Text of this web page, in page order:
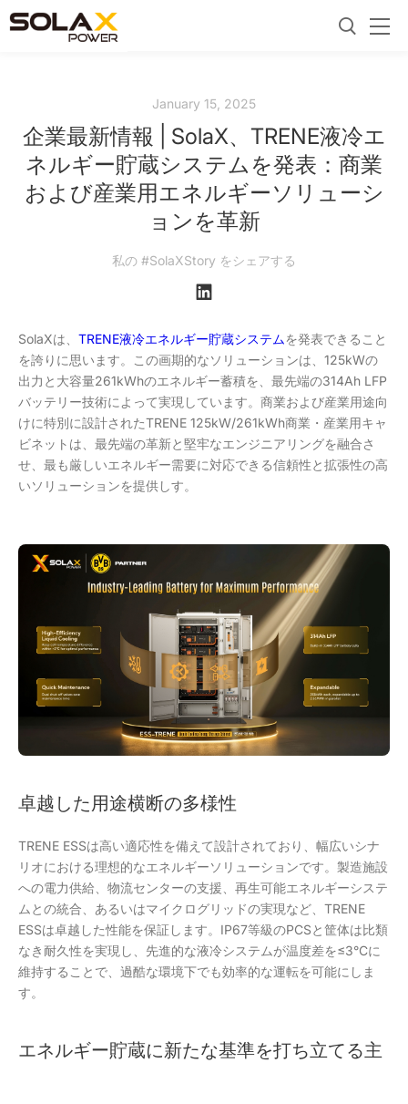
January 15, 2025
企業最新情報 | SolaX、TRENE液冷エ
ネルギー貯蔵システムを発表：商業
および産業用エネルギーソリューシ
ョンを革新
私の #SolaXStory をシェアする
SolaXは、 TRENE液冷エネルギー貯蔵システムを発表できること
を誇りに思います。この画期的なソリューションは、125kWの
出力と大容量261kWhのエネルギー蓄積を、最先端の314Ah LFP
バッテリー技術によって実現しています。商業および産業用途向
けに特別に設計されたTRENE 125kW/261kWh商業・産業用キャ
ビネットは、最先端の革新と堅牢なエンジニアリングを融合さ
せ、最も厳しいエネルギー需要に対応できる信頼性と拡張性の高
いソリューションを提供しす。
卓越した用途横断の多様性
TRENE ESSは高い適応性を備えて設計されており、幅広いシナ
リオにおける理想的なエネルギーソリューションです。製造施設
への電力供給、物流センターの支援、再生可能エネルギーシステ
ムとの統合、あるいはマイクログリッドの実現など、TRENE
ESSは卓越した性能を保証します。IP67等級のPCSと筐体は比類
なき耐久性を実現し、先進的な液冷システムが温度差を≤3°Cに
維持することで、過酷な環境下でも効率的な運転を可能にしま
す。
エネルギー貯蔵に新たな基準を打ち立てる主